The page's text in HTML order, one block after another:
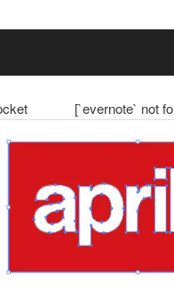
[`evernote` not